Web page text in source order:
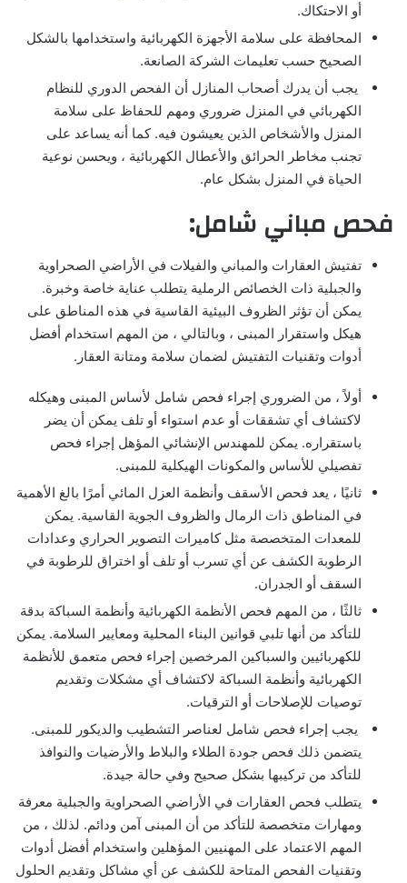
أو الاحتكاك.
المحافظة على سلامة الأجهزة الكهربائية واستخدامها بالشكل
الصحيح حسب تعليمات الشركة الصانعة.
يجب أن يدرك أصحاب المنازل أن الفحص الدوري للنظام
الكهربائي في المنزل ضروري ومهم للحفاظ على سلامة
المنزل والأشخاص الذين يعيشون فيه. كما أنه يساعد على
تجنب مخاطر الحرائق والأعطال الكهربائية ، ويحسن نوعية
الحياة في المنزل بشكل عام.
فحص مباني شامل:
تفتيش العقارات والمباني والفيلات في الأراضي الصحراوية
والجبلية ذات الخصائص الرملية يتطلب عناية خاصة وخبرة.
يمكن أن تؤثر الظروف البيئية القاسية في هذه المناطق على
هيكل واستقرار المبنى ، وبالتالي ، من المهم استخدام أفضل
أدوات وتقنيات التفتيش لضمان سلامة ومتانة العقار.
أولاً ، من الضروري إجراء فحص شامل لأساس المبنى وهيكله
لاكتشاف أي تشققات أو عدم استواء أو تلف يمكن أن يضر
باستقراره. يمكن للمهندس الإنشائي المؤهل إجراء فحص
تفصيلي للأساس والمكونات الهيكلية للمبنى.
ثانيًا ، يعد فحص الأسقف وأنظمة العزل المائي أمرًا بالغ الأهمية
في المناطق ذات الرمال والظروف الجوية القاسية. يمكن
للمعدات المتخصصة مثل كاميرات التصوير الحراري وعدادات
الرطوبة الكشف عن أي تسرب أو تلف أو اختراق للرطوبة في
السقف أو الجدران.
ثالثًا ، من المهم فحص الأنظمة الكهربائية وأنظمة السباكة بدقة
للتأكد من أنها تلبي قوانين البناء المحلية ومعايير السلامة. يمكن
للكهربائيين والسباكين المرخصين إجراء فحص متعمق للأنظمة
الكهربائية وأنظمة السباكة لاكتشاف أي مشكلات وتقديم
توصيات للإصلاحات أو الترقيات.
يجب إجراء فحص شامل لعناصر التشطيب والديكور للمبنى.
يتضمن ذلك فحص جودة الطلاء والبلاط والأرضيات والنوافذ
للتأكد من تركيبها بشكل صحيح وفي حالة جيدة.
يتطلب فحص العقارات في الأراضي الصحراوية والجبلية معرفة
ومهارات متخصصة للتأكد من أن المبنى آمن ودائم. لذلك ، من
المهم الاعتماد على المهنيين المؤهلين واستخدام أفضل أدوات
وتقنيات الفحص المتاحة للكشف عن أي مشاكل وتقديم الحلول